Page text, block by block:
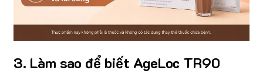
3. Làm sao để biết AgeLoc TR90